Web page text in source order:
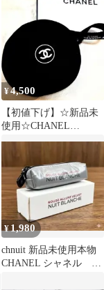
¥4,500
【初値下げ】☆新品未
使用☆CHANEL
¥ 1,980
chnuit 新品未使用本物
CHANEL シャネル リ